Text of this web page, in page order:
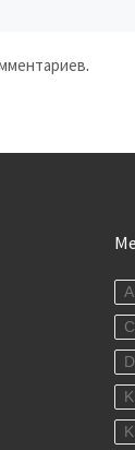
.